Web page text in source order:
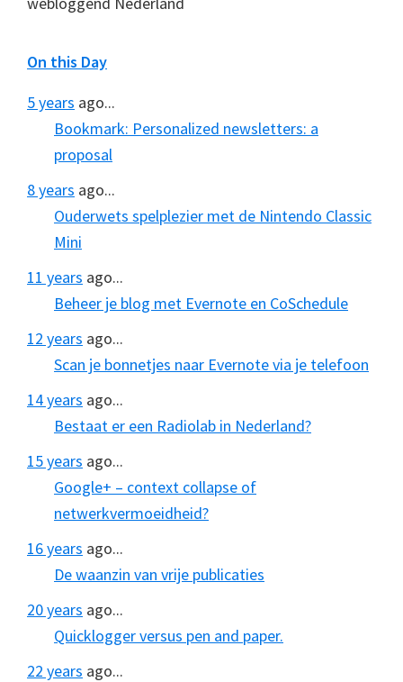
On this Day
5 years ago...
Bookmark: Personalized newsletters: a
proposal
8 years ago...
Ouderwets spelplezier met de Nintendo Classic
Mini
11 years ago...
Beheer je blog met Evernote en CoSchedule
12 years ago...
Scan je bonnetjes naar Evernote via je telefoon
14 years ago...
Bestaat er een Radiolab in Nederland?
15 years ago...
Google+ – context collapse of
netwerkvermoeidheid?
16 years ago...
De waanzin van vrije publicaties
20 years ago...
Quicklogger versus pen and paper.
22 years ago...